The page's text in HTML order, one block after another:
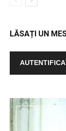
LĂSAȚI UN